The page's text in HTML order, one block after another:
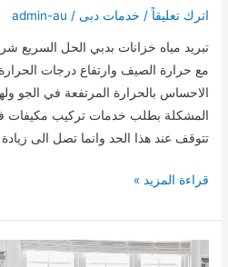
اترك تعليقاً / خدمات دبى /
admin-au
تبريد مياه خزانات بدبي الحل السريع
مع حرارة الصيف وارتفاع درجات
الاحساس بالحرارة المرتفعة في الجو
المشكلة بطلب خدمات تركيب مكيفات
تتوقف عند هذا الحد وانما تصل الى
تبريد
خزانات
بدبي
قراءة المزيد »